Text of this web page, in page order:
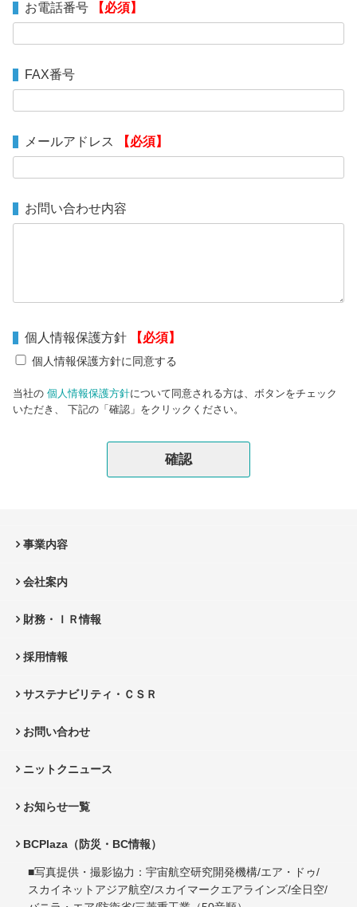
お電話番号 【必須】
FAX番号
メールアドレス 【必須】
お問い合わせ内容
個人情報保護方針 【必須】
個人情報保護方針に同意する
当社の 個人情報保護方針について同意される方は、ボタンをチェック
いただき、 下記の「確認」をクリックください。
事業内容
会社案内
財務・ＩＲ情報
採用情報
サステナビリティ・ＣＳＲ
お問い合わせ
ニットクニュース
お知らせ一覧
BCPlaza（防災・BC情報）
■写真提供・撮影協力：宇宙航空研究開発機構/エア・ドゥ/
スカイネットアジア航空/スカイマークエアラインズ/全日空/